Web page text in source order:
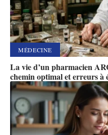
MÉDECINE
La vie d’un pharmacien
chemin optimal et erreurs à